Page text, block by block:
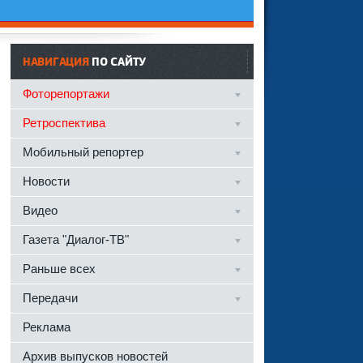
НАВИГАЦИЯПО САЙТУ
Фоторепортажи
Ретроспектива
Мобильный репортер
Новости
Видео
Газета "Диалог-ТВ"
Раньше всех
Передачи
Реклама
Архив выпусков новостей